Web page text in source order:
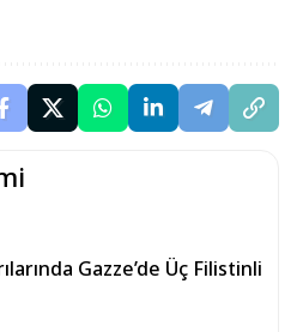
Gazze’de Üç Filistinli